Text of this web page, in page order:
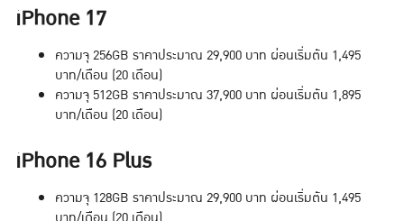
iPhone 17
ความจุ 256GB ราคาประมาณ 29,900 บาท ผ่อนเริ่มต้น 1,495
บาท/เดือน (20 เดือน)
ความจุ 512GB ราคาประมาณ 37,900 บาท ผ่อนเริ่มต้น 1,895
บาท/เดือน (20 เดือน)
iPhone 16 Plus
ความจุ 128GB ราคาประมาณ 29,900 บาท ผ่อนเริ่มต้น 1,495